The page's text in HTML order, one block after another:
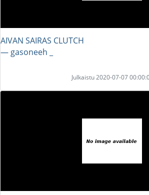
AIVAN SAIRAS CLUTCH
― gasoneeh _
Julkaistu 2020-07-07